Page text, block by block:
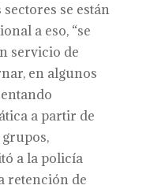
se están
a eso, “se
servicio de
en algunos
a partir de
a la policía
retención de